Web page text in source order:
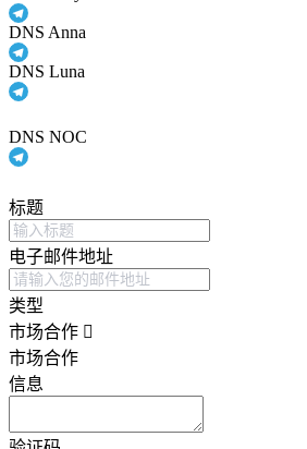
DNS Anna
DNS Luna
DNS NOC
标题
电子邮件地址
类型
市场合作
市场合作
信息